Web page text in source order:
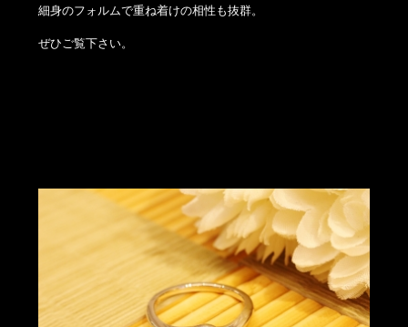
細身のフォルムで重ね着けの相性も抜群。
ぜひご覧下さい。